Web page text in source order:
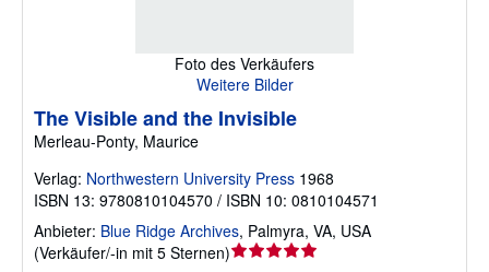
Foto des Verkäufers
Weitere Bilder
The Visible and the Invisible
Merleau-Ponty, Maurice
Verlag: Northwestern University Press 1968
ISBN 13: 9780810104570 / ISBN 10: 0810104571
Anbieter: Blue Ridge Archives, Palmyra, VA, USA
(Verkäufer/-in mit 5 Sternen)Verkäuferbewertung